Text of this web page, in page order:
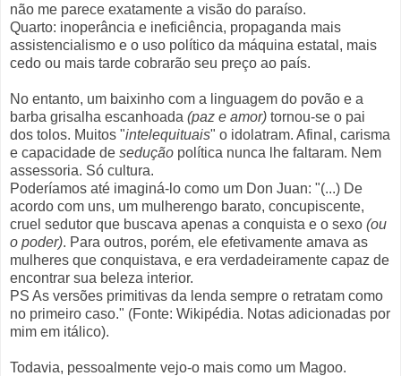
não me parece exatamente a visão do paraíso.
Quarto: inoperância e ineficiência, propaganda mais
assistencialismo e o uso político da máquina estatal, mais
cedo ou mais tarde cobrarão seu preço ao país.
No entanto, um baixinho com a linguagem do povão e a
barba grisalha escanhoada (paz e amor) tornou-se o pai
dos tolos. Muitos "intelequituais" o idolatram. Afinal, carisma
e capacidade de sedução política nunca lhe faltaram. Nem
assessoria. Só cultura.
Poderíamos até imaginá-lo como um Don Juan: "(...) De
acordo com uns, um mulherengo barato, concupiscente,
cruel sedutor que buscava apenas a conquista e o sexo (ou
o poder). Para outros, porém, ele efetivamente amava as
mulheres que conquistava, e era verdadeiramente capaz de
encontrar sua beleza interior.
PS As versões primitivas da lenda sempre o retratam como
no primeiro caso." (Fonte: Wikipédia. Notas adicionadas por
mim em itálico).
Todavia, pessoalmente vejo-o mais como um Magoo.